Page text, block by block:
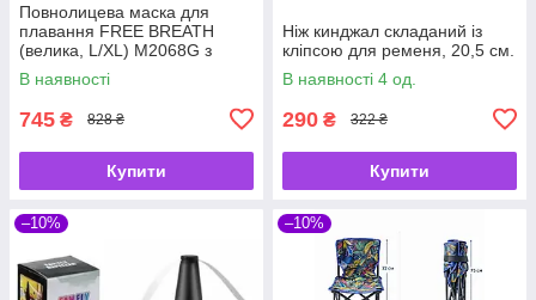
Повнолицева маска для
плавання FREE BREATH
(велика, L/XL) M2068G з
кріпленням для камери
В наявності
745 ₴ 828 ₴
Купити
Ніж кинджал складаний із
кліпсою для ременя, 20,5 см.
В наявності 4 од.
290 ₴ 322 ₴
Купити
–10% –10%